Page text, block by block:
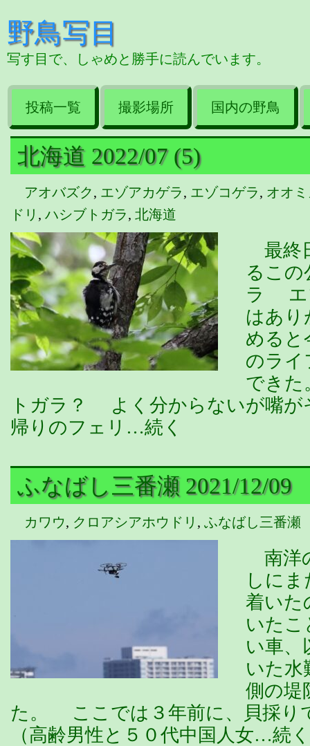
野鳥写目
写す目で、しゃめと勝手に読んでいます。
投稿一覧 撮影場所 国内の野鳥
北海道 2022/07 (5)
アオバズク, エゾアカゲラ, エゾコゲラ, オオ
ドリ , ハシブトガラ, 北海道
最終
るこの
ラ エ
はあ
めると
のライ
できた
トガラ？ よく分からないが嘴
帰りのフェリ…続く
ふなばし三番瀬 2021/12/09
カワウ, クロアシアホウドリ , ふなばし三番瀬
南洋
しに
着いた
いたこ
い車、
いた水
側の堤
た。 ここでは３年前に、貝採り
（高齢男性と５０代中国人女…続く